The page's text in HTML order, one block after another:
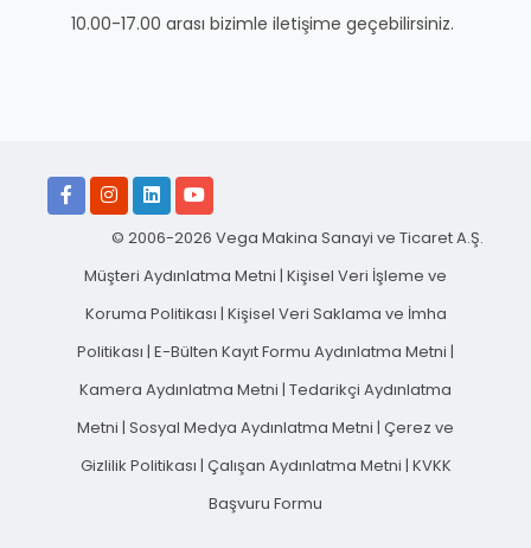
10.00-17.00 arası bizimle iletişime geçebilirsiniz.
© 2006-2026 Vega Makina Sanayi ve Ticaret A.Ş.
Müşteri Aydınlatma Metni | Kişisel Veri İşleme ve
Koruma Politikası | Kişisel Veri Saklama ve İmha
Politikası | E-Bülten Kayıt Formu Aydınlatma Metni |
Kamera Aydınlatma Metni | Tedarikçi Aydınlatma
Metni | Sosyal Medya Aydınlatma Metni | Çerez ve
Gizlilik Politikası | Çalışan Aydınlatma Metni | KVKK
Başvuru Formu